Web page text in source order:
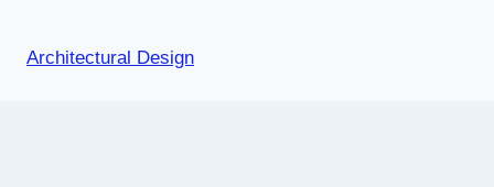
Architectural Design